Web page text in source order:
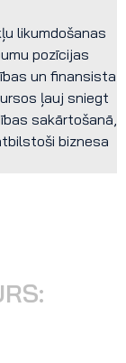
likumdošanas
pozīcijas
un finansista
ļauj sniegt
sakārtošanā,
biznesa